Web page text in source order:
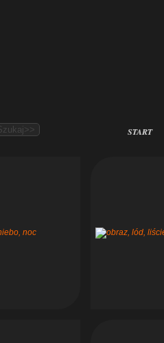
start